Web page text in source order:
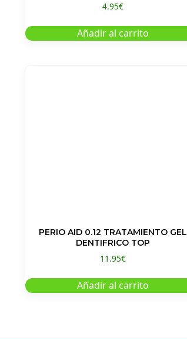
4.95€
Añadir al carrito
PERIO AID 0.12 TRATAMIENTO GEL
DENTIFRICO TOP
11.95€
Añadir al carrito